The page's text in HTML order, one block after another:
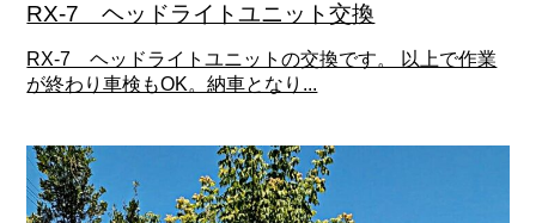
RX-7 ヘッドライトユニット交換
RX-7 ヘッドライトユニットの交換です。 以上で作業
が終わり車検もOK。納車となり...